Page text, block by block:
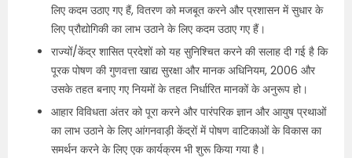
लिए कदम उठाए गए हैं, वितरण को मजबूत करने और प्रशासन में सुधार के
लिए प्रौद्योगिकी का लाभ उठाने के लिए कदम उठाए गए हैं।
राज्यों/केंद्र शासित प्रदेशों को यह सुनिश्चित करने की सलाह दी गई है कि
पूरक पोषण की गुणवत्ता खाद्य सुरक्षा और मानक अधिनियम, 2006 और
उसके तहत बनाए गए नियमों के तहत निर्धारित मानकों के अनुरूप हो।
आहार विविधता अंतर को पूरा करने और पारंपरिक ज्ञान और आयुष प्रथाओं
का लाभ उठाने के लिए आंगनवाड़ी केंद्रों में पोषण वाटिकाओं के विकास का
समर्थन करने के लिए एक कार्यक्रम भी शुरू किया गया है।